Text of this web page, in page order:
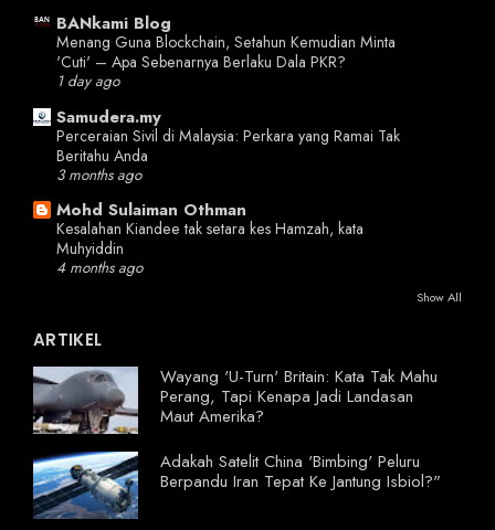
BANkami Blog
Menang Guna Blockchain, Setahun Kemudian Minta
'Cuti' – Apa Sebenarnya Berlaku Dala PKR?
1 day ago
Samudera.my
Perceraian Sivil di Malaysia: Perkara yang Ramai Tak
Beritahu Anda
3 months ago
Mohd Sulaiman Othman
Kesalahan Kiandee tak setara kes Hamzah, kata
Muhyiddin
4 months ago
Show All
ARTIKEL
Wayang 'U-Turn' Britain: Kata Tak Mahu
Perang, Tapi Kenapa Jadi Landasan
Maut Amerika?
Adakah Satelit China 'Bimbing' Peluru
Berpandu Iran Tepat Ke Jantung Isbiol?"